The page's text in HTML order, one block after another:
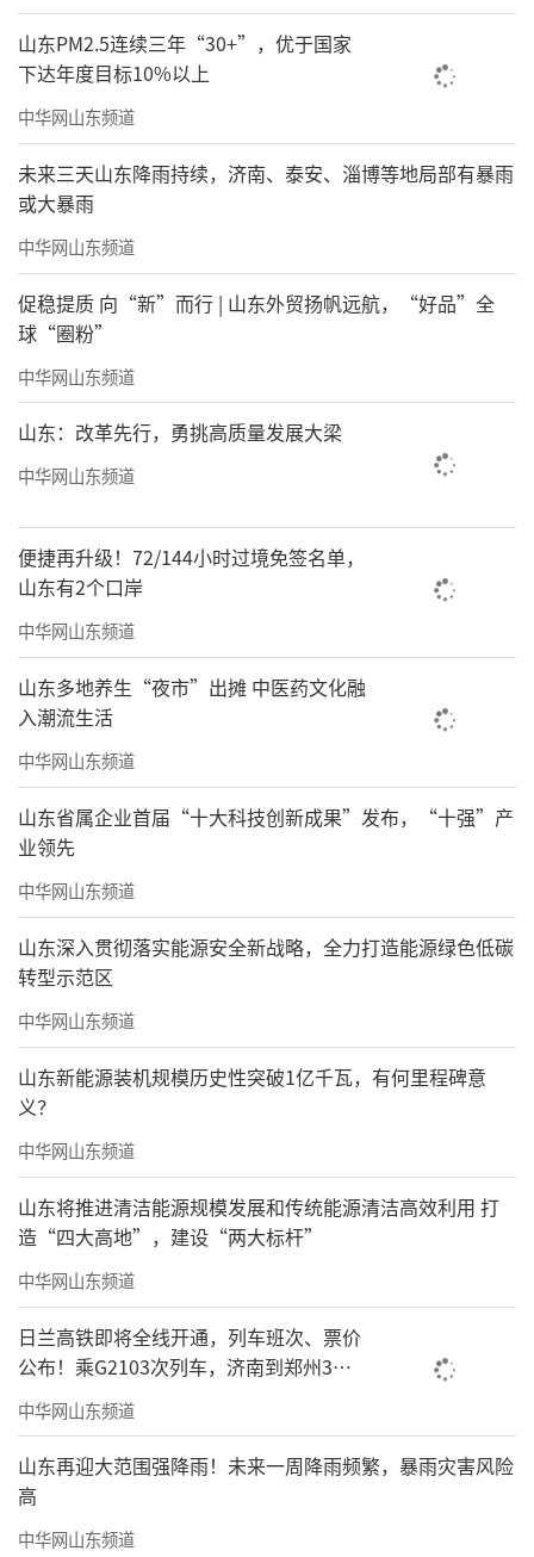
山东PM2.5连续三年“30+”，优于国家
下达年度目标10%以上
中华网山东频道
未来三天山东降雨持续，济南、泰安、淄博等地局部有暴雨
或大暴雨
中华网山东频道
促稳提质 向“新”而行 | 山东外贸扬帆远航，“好品”全
球“圈粉”
中华网山东频道
山东：改革先行，勇挑高质量发展大梁
中华网山东频道
便捷再升级！72/144小时过境免签名单，
山东有2个口岸
中华网山东频道
山东多地养生“夜市”出摊 中医药文化融
入潮流生活
中华网山东频道
山东省属企业首届“十大科技创新成果”发布，“十强”产
业领先
中华网山东频道
山东深入贯彻落实能源安全新战略，全力打造能源绿色低碳
转型示范区
中华网山东频道
山东新能源装机规模历史性突破1亿千瓦，有何里程碑意
义？
中华网山东频道
山东将推进清洁能源规模发展和传统能源清洁高效利用 打
造“四大高地”，建设“两大标杆”
中华网山东频道
日兰高铁即将全线开通，列车班次、票价
公布！乘G2103次列车，济南到郑州3小
时到达
中华网山东频道
山东再迎大范围强降雨！未来一周降雨频繁，暴雨灾害风险
高
中华网山东频道